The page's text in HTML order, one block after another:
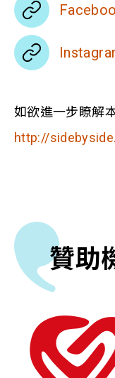
如欲進一步瞭解
http://
贊助